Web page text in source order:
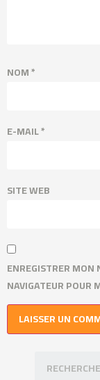
NOM*
E-MAIL*
SITE WEB
ENREGISTRER
NAVIGATEUR POUR